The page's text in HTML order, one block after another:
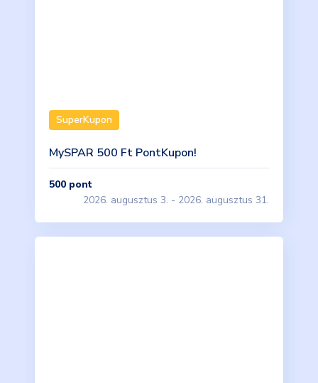
SuperKupon
MySPAR 500 Ft PontKupon!
500 pont
2026. augusztus 3. - 2026. augusztus 31.